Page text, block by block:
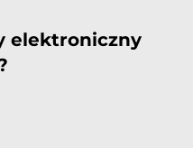
elektroniczny